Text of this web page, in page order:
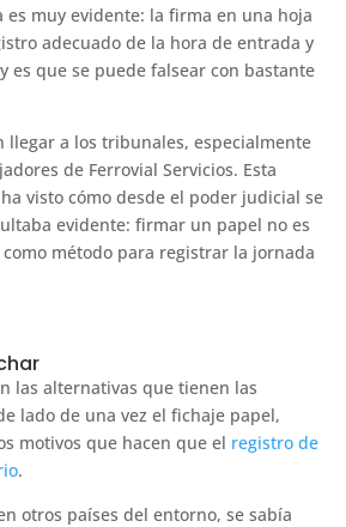
es muy evidente: la firma en una hoja
adecuado de la hora de entrada y
es que se puede falsear con bastante
llegar a los tribunales, especialmente
de Ferrovial Servicios. Esta
visto cómo desde el poder judicial se
evidente: firmar un papel no es
método para registrar la jornada
las alternativas que tienen las
lado de una vez el fichaje papel,
motivos que hacen que el registro de
.
otros países del entorno, se sabía